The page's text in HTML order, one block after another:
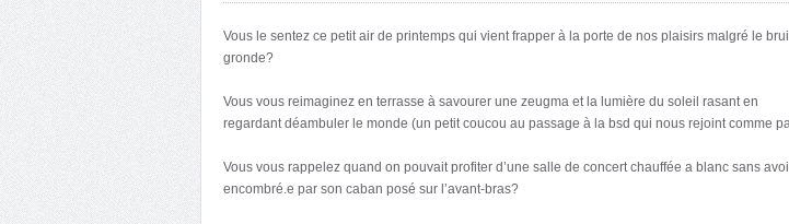
Vous le sentez ce petit air de printemps qui vient frapper à la porte de nos plaisirs malgré le
gronde?
Vous vous reimaginez en terrasse à savourer une zeugma et la lumière du soleil rasant en
regardant déambuler le monde (un petit coucou au passage à la bsd qui nous rejoint comme
Vous vous rappelez quand on pouvait profiter d’une salle de concert chauffée a blanc sans
encombré.e par son caban posé sur l’avant-bras?